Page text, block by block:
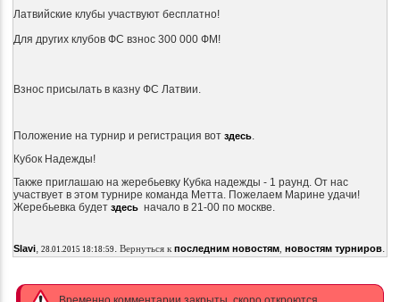
Латвийские клубы участвуют бесплатно!
Для других клубов ФС взнос 300 000 ФМ!
Взнос присылать в казну ФС Латвии.
Положение на турнир и регистрация вот здесь.
Кубок Надежды!
Также приглашаю на жеребьевку Кубка надежды - 1 раунд. От нас
участвует в этом турнире команда Метта. Пожелаем Марине удачи!
Жеребьевка будет здесь начало в 21-00 по москве.
Slavi, 28.01.2015 18:18:59. Вернуться к последним новостям, новостям турниров.